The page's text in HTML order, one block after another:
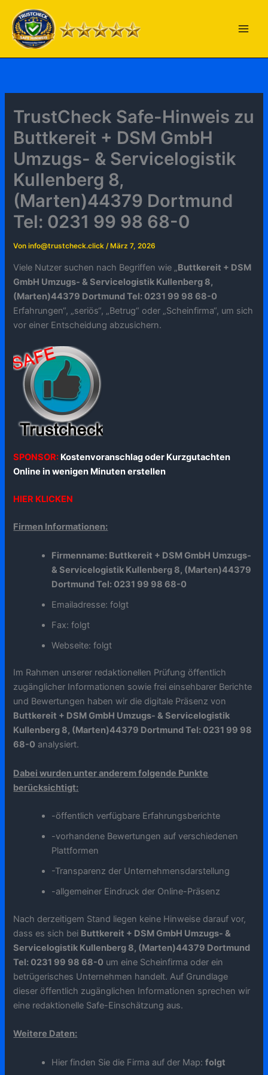
Inhalt
springen
TrustCheck Safe-Hinweis zu
Buttkereit + DSM GmbH
Umzugs- & Servicelogistik
Kullenberg 8,
(Marten)44379 Dortmund
Tel: 0231 99 98 68-0
Voninfo@trustcheck.click/ März 7, 2026
Viele Nutzer suchen nach Begriffen wie „Buttkereit + DSM
GmbH Umzugs- & Servicelogistik Kullenberg 8,
(Marten)44379 Dortmund Tel: 0231 99 98 68-0
Erfahrungen“, „seriös“, „Betrug“ oder „Scheinfirma“, um sich
vor einer Entscheidung abzusichern.
SPONSOR: Kostenvoranschlag oder Kurzgutachten
Online in wenigen Minuten erstellen
HIER KLICKEN
Firmen Informationen:
Firmenname: Buttkereit + DSM GmbH Umzugs-
& Servicelogistik Kullenberg 8, (Marten)44379
Dortmund Tel: 0231 99 98 68-0
Emailadresse: folgt
Fax: folgt
Webseite: folgt
Im Rahmen unserer redaktionellen Prüfung öffentlich
zugänglicher Informationen sowie frei einsehbarer Berichte
und Bewertungen haben wir die digitale Präsenz von
Buttkereit + DSM GmbH Umzugs- & Servicelogistik
Kullenberg 8, (Marten)44379 Dortmund Tel: 0231 99 98
68-0 analysiert.
Dabei wurden unter anderem folgende Punkte
berücksichtigt:
-öffentlich verfügbare Erfahrungsberichte
-vorhandene Bewertungen auf verschiedenen
Plattformen
-Transparenz der Unternehmensdarstellung
-allgemeiner Eindruck der Online-Präsenz
Nach derzeitigem Stand liegen keine Hinweise darauf vor,
dass es sich bei Buttkereit + DSM GmbH Umzugs- &
Servicelogistik Kullenberg 8, (Marten)44379 Dortmund
Tel: 0231 99 98 68-0 um eine Scheinfirma oder ein
betrügerisches Unternehmen handelt. Auf Grundlage
dieser öffentlich zugänglichen Informationen sprechen wir
eine redaktionelle Safe-Einschätzung aus.
Weitere Daten:
Hier finden Sie die Firma auf der Map:folgt